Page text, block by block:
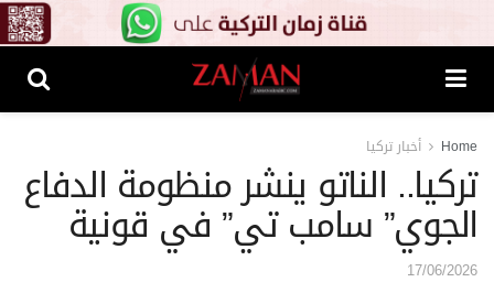
Home أخبار تركيا
تركيا.. الناتو ينشر منظومة الدفاع
الجوي” سامب تي” في قونية
17/06/2026